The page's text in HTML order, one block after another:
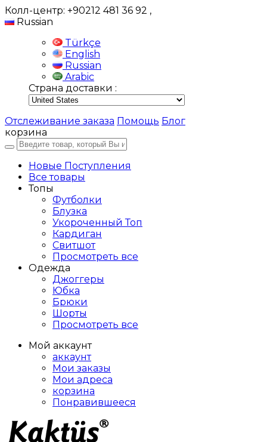
Колл-центр: +90212 481 36 92 ,
Russian
Türkçe
English
Russian
Arabic
Страна доставки :
Отслеживание заказа Помощь Блог
корзина
Новые Поступления
Все товары
Топы
Футболки
Блузка
Укороченный Топ
Кардиган
Свитшот
Просмотреть все
Одежда
Джоггеры
Юбка
Брюки
Шорты
Просмотреть все
Мой аккаунт
аккаунт
Мои заказы
Мои адреса
корзина
Понравившееся